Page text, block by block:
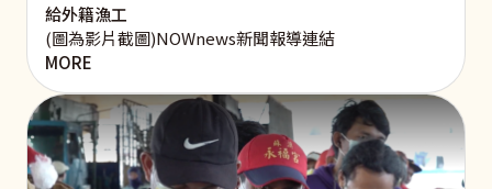
給外籍漁工
(圖為影片截圖)NOWnews新聞報導連結
MORE